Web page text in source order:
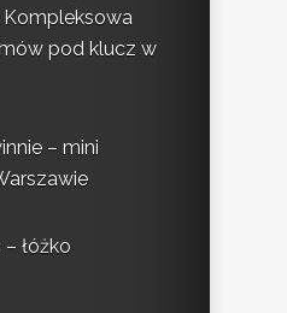
pod klucz w
– mini
łóżko